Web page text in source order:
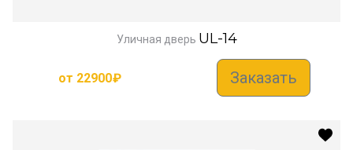
Уличная дверь UL-14
от 22900₽ Заказать